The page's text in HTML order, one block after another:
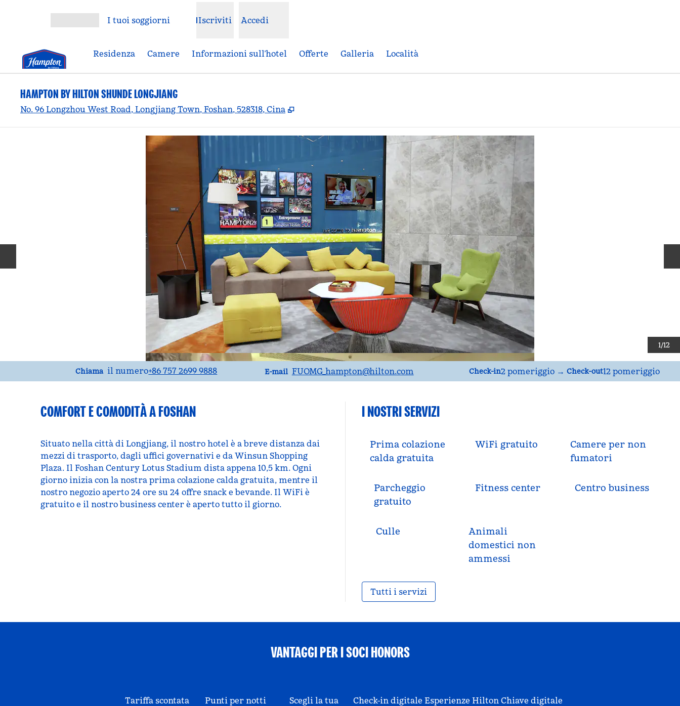
I tuoi soggiorni Iscriviti Accedi
Residenza Camere Informazioni sull’hotel Offerte Galleria Località
HAMPTON BY HILTON SHUNDE LONGJIANG
No. 96 Longzhou West Road, Longjiang Town, Foshan, 528318, Cina ,
1/12
Chiama
Chiama il numero+86 757 2699 9888 E-mail
Email FUOMG_hampton@hilton.com Check-in2 pomeriggio → Check-out12 pomeriggio
COMFORT E COMODITÀ A FOSHAN
Situato nella città di Longjiang, il nostro hotel è a breve distanza dai
mezzi di trasporto, dagli uffici governativi e da Winsun Shopping
Plaza. Il Foshan Century Lotus Stadium dista appena 10,5 km. Ogni
giorno inizia con la nostra prima colazione calda gratuita, mentre il
nostro negozio aperto 24 ore su 24 offre snack e bevande. Il WiFi è
gratuito e il nostro business center è aperto tutto il giorno.
I NOSTRI SERVIZI
Prima colazione
calda gratuita
WiFi gratuito
Camere per non
fumatori
Parcheggio
gratuito
Fitness center Centro business
Culle
Animali
domestici non
ammessi
Tutti i servizi
VANTAGGI PER I SOCI HONORS
Tariffa scontata
Punti per notti
Scegli la tua
Check-in digitale Esperienze Hilton Chiave digitale